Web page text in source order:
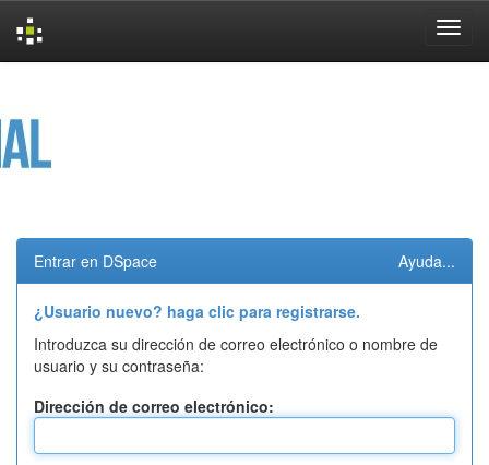
Entrar en DSpace Ayuda...
¿Usuario nuevo? haga clic para registrarse.
Introduzca su dirección de correo electrónico o nombre de
usuario y su contraseña:
Dirección de correo electrónico: